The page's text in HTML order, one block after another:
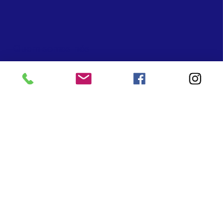
criada para desenvolver a cooperação social,